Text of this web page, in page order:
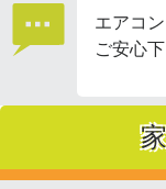
エアコ
ご安心下